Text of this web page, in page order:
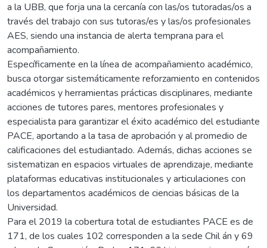
a la UBB, que forja una la cercanía con las/os tutoradas/os a
través del trabajo con sus tutoras/es y las/os profesionales
AES, siendo una instancia de alerta temprana para el
acompañamiento.
Específicamente en la línea de acompañamiento académico,
busca otorgar sistemáticamente reforzamiento en contenidos
académicos y herramientas prácticas disciplinares, mediante
acciones de tutores pares, mentores profesionales y
especialista para garantizar el éxito académico del estudiante
PACE, aportando a la tasa de aprobación y al promedio de
calificaciones del estudiantado. Además, dichas acciones se
sistematizan en espacios virtuales de aprendizaje, mediante
plataformas educativas institucionales y articulaciones con
los departamentos académicos de ciencias básicas de la
Universidad.
Para el 2019 la cobertura total de estudiantes PACE es de
171, de los cuales 102 corresponden a la sede Chil án y 69